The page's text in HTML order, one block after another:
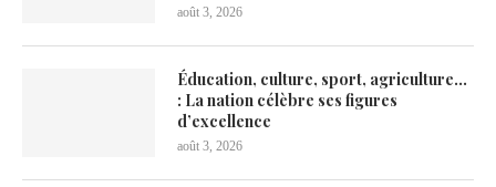
août 3, 2026
Éducation, culture, sport, agriculture…
: La nation célèbre ses figures
d’excellence
août 3, 2026